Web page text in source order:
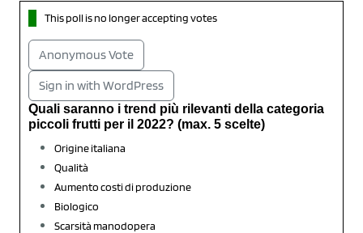
This poll is no longer accepting votes
Anonymous Vote
Sign in with WordPress
Quali saranno i trend più rilevanti della categoria
piccoli frutti per il 2022? (max. 5 scelte)
Origine italiana
Qualità
Aumento costi di produzione
Biologico
Scarsità manodopera